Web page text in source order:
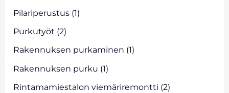
Pilariperustus (1)
Purkutyöt (2)
Rakennuksen purkaminen (1)
Rakennuksen purku (1)
Rintamamiestalon viemäriremontti (2)